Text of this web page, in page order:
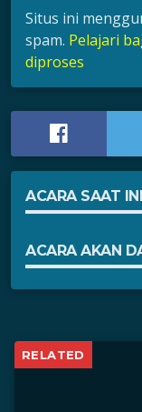
Situs ini
spam. Pelajari
diproses
ACARA SAAT INI
ACARA AKAN
RELATED